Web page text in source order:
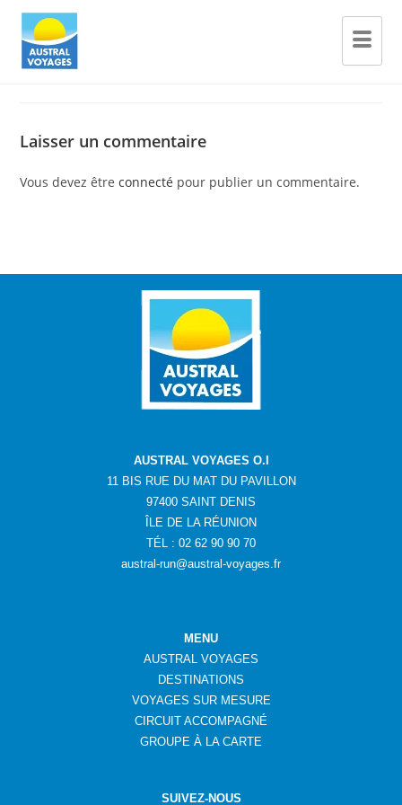
Laisser un commentaire
Vous devez êtreconnecté pour publier un commentaire.
AUSTRAL VOYAGES O.I
11 BIS RUE DU MAT DU PAVILLON
97400 SAINT DENIS
ÎLE DE LA RÉUNION
TÉL : 02 62 90 90 70
austral-run@austral-voyages.fr
MENU
AUSTRAL VOYAGES
DESTINATIONS
VOYAGES SUR MESURE
CIRCUIT ACCOMPAGNÉ
GROUPE À LA CARTE
SUIVEZ-NOUS